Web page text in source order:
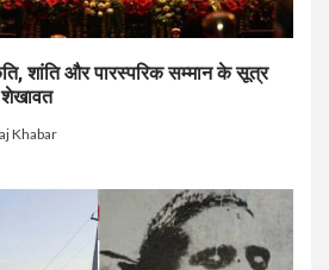
शांति और पारस्परिक सम्मान के सूत्र
Khabar